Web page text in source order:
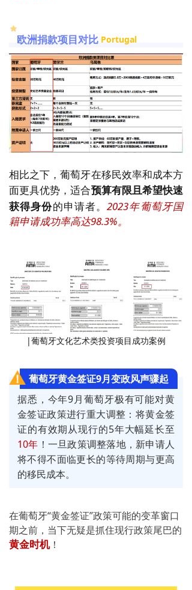
欧洲捐款项目对比 Portugal
相比之下，葡萄牙在移民效率和成本方
面更具优势，适合预算有限且希望快速
获得身份的申请者。2023年葡萄牙国
籍申请成功率高达98.3%。
|葡萄牙文化艺术类投资项目成功案例
葡萄牙黄金签证9月变政风声骤起
据悉，今年9月葡萄牙极有可能对黄
金签证政策进行重大调整：将黄金签
证的有效期从现行的5年大幅延长至
10年 ！一旦政策调整落地，新申请人
将不得不面临更长的等待周期与更高
的移民成本。
在葡萄牙“黄金签证”政策可能的变革窗口
期之前，当下无疑是抓住现行政策尾巴的
黄金时机！